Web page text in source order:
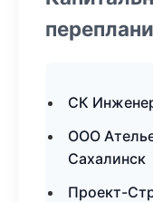
СК
ООО
Сахалинск
Проект-